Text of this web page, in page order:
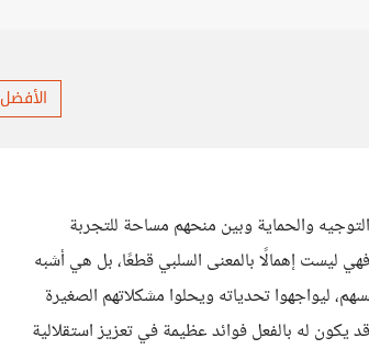
الأفضل
والحماية وبين منحهم مساحة للتجربة
ليست إهمالًا بالمعنى السلبي قطعًا، بل هي أشبه
ليواجهوا تحدياته ويحلوا مشكلاتهم الصغيرة
يكون له بالفعل فوائد عظيمة في تعزيز استقلالية